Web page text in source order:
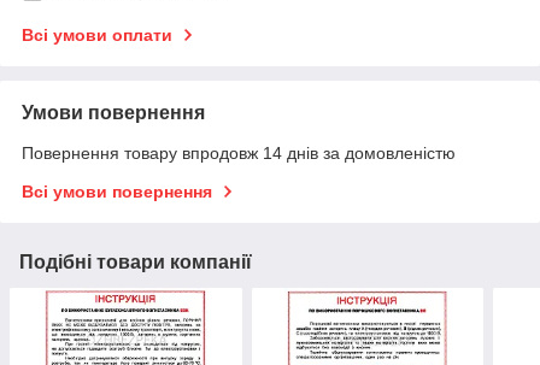
Всі умови оплати
Умови повернення
Повернення товару впродовж 14 днів за домовленістю
Всі умови повернення
Подібні товари компанії